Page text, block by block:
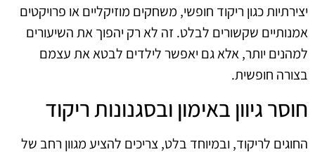
יצירתיות כגון ריקוד חופשי, משחקים מוזיקליים או פרויקטים
אמנותיים שקשורים לבלט. זה לא רק יהפוך את השיעורים
למהנים יותר, אלא גם יאפשר לילדים לבטא את עצמם
בצורה חופשית.
חוסר גיוון באימון ובסגנונות ריקוד
החוגים לריקוד, ובמיוחד בלט, צריכים להציע מגוון רחב של